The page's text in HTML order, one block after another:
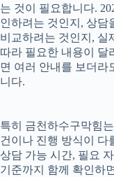
는 것이 필요합니다.
인하려는 것인지, 상담
비교하려는 것인지, 실
따라 필요한 내용이 달
면 여러 안내를 보더라
니다.
특히 금천하수구막힘
건이나 진행 방식이 다
상담 가능 시간, 필요
기준까지 함께 확인하